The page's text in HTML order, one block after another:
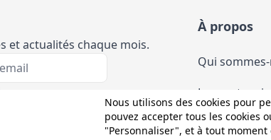
Nous utilisons des cookies pour
pouvez accepter tous les cookies
"Personnaliser", et à tout moment
et actualités chaque mois.
À propos
Qui
Les
Les services